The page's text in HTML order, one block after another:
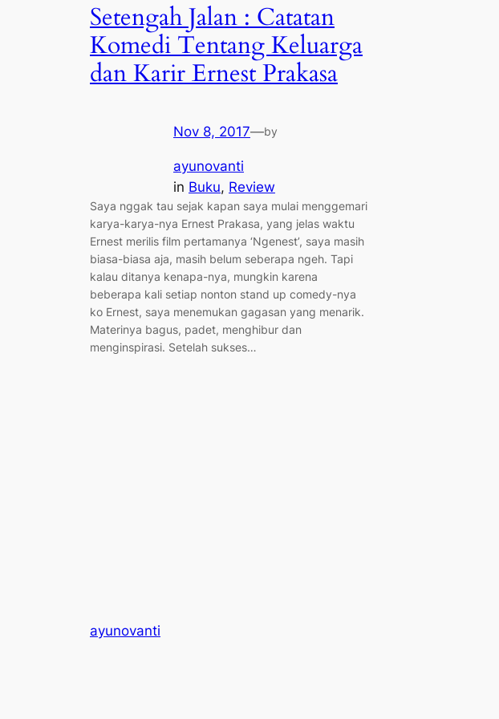
Setengah Jalan : Catatan
Komedi Tentang Keluarga
dan Karir Ernest Prakasa
Nov 8, 2017—by
ayunovanti
in Buku, Review
Saya nggak tau sejak kapan saya mulai menggemari
karya-karya-nya Ernest Prakasa, yang jelas waktu
Ernest merilis film pertamanya ‘Ngenest’, saya masih
biasa-biasa aja, masih belum seberapa ngeh. Tapi
kalau ditanya kenapa-nya, mungkin karena
beberapa kali setiap nonton stand up comedy-nya
ko Ernest, saya menemukan gagasan yang menarik.
Materinya bagus, padet, menghibur dan
menginspirasi. Setelah sukses…
ayunovanti